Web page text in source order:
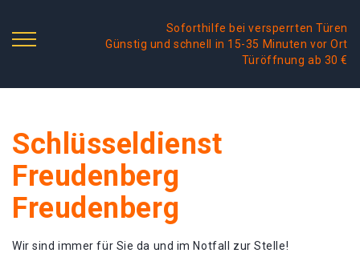
Soforthilfe bei versperrten Türen
Günstig und schnell in 15-35 Minuten vor Ort
Türöffnung ab 30 €
Schlüsseldienst
Freudenberg
Freudenberg
Wir sind immer für Sie da und im Notfall zur Stelle!